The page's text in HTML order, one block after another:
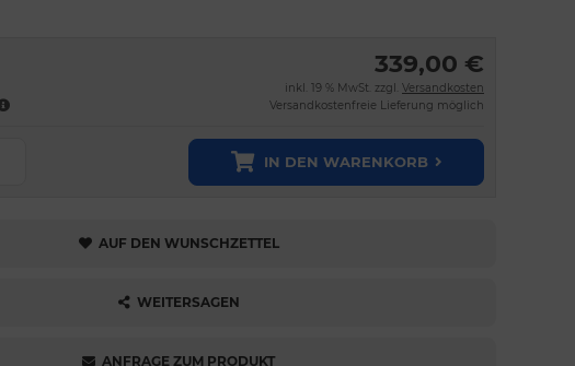
339,00 €
inkl. 19 % MwSt. zzgl. Versandkosten
Versandkostenfreie Lieferung möglich
IN DEN WARENKORB
AUF DEN WUNSCHZETTEL
WEITERSAGEN
ANFRAGE ZUM PRODUKT